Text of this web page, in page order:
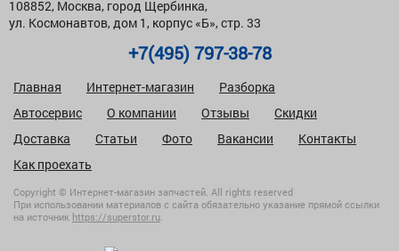
108852, Москва, город Щербинка,
ул. Космонавтов, дом 1, корпус «Б», стр. 33
+7(495) 797-38-78
Главная Интернет-магазин
Разборка
Автосервис
О компании Отзывы
Скидки
Доставка
Статьи Фото Вакансии
Контакты
Как проехать
Copyright © Интернет-магазин запчастей. All rights reserved
При использовании материалов с сайта обязательно указание прямой ссылки
на источник https://superstor.ru